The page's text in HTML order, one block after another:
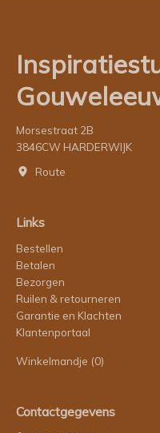
Morsestraat 2B
3846CW HARDERWIJK
Route
Links
Bestellen
Betalen
Bezorgen
Ruilen & retourneren
Garantie en Klachten
Klantenportaal
Winkelmandje (0)
Contactgegevens